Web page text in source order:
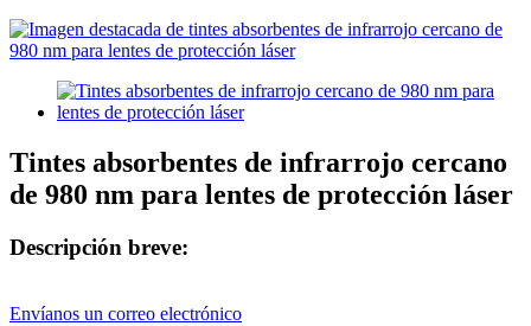
Tintes absorbentes de infrarrojo cercano
de 980 nm para lentes de protección láser
Descripción breve:
Envíanos un correo electrónico